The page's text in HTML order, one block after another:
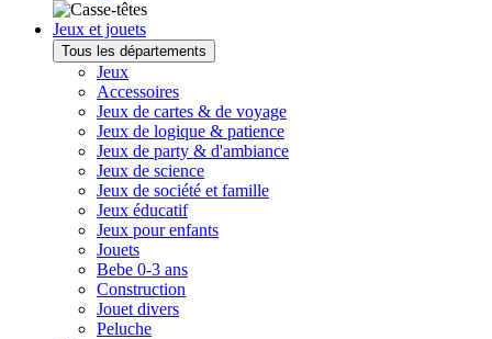
Jeux et jouets
Tous les départements
Jeux
Accessoires
Jeux de cartes & de voyage
Jeux de logique & patience
Jeux de party & d'ambiance
Jeux de science
Jeux de société et famille
Jeux éducatif
Jeux pour enfants
Jouets
Bebe 0-3 ans
Construction
Jouet divers
Peluche